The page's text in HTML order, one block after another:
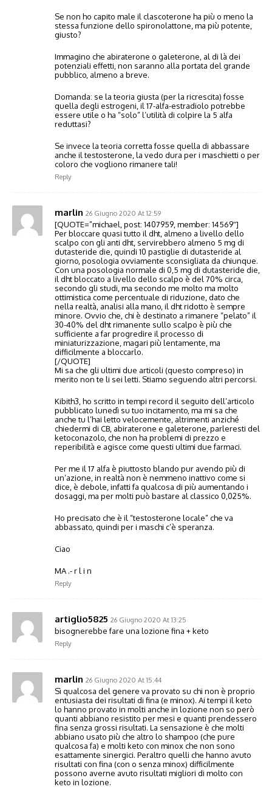
Se non ho capito male il clascoterone ha più o meno la
stessa funzione dello spironolattone, ma più potente,
giusto?
Immagino che abiraterone o galeterone, al di là dei
potenziali effetti, non saranno alla portata del grande
pubblico, almeno a breve.
Domanda: se la teoria giusta (per la ricrescita) fosse
quella degli estrogeni, il 17-alfa-estradiolo potrebbe
essere utile o ha “solo” l’utilità di colpire la 5 alfa
reduttasi?
Se invece la teoria corretta fosse quella di abbassare
anche il testosterone, la vedo dura per i maschietti o per
coloro che vogliono rimanere tali!
Reply
marlin 26 Giugno 2020 At 12:59
[QUOTE=”michael, post: 1407959, member: 14569″]
Per bloccare quasi tutto il dht, almeno a livello dello
scalpo con gli anti dht, servirebbero almeno 5 mg di
dutasteride die, quindi 10 pastiglie di dutasteride al
giorno, posologia ovviamente sconsigliata da chiunque.
Con una posologia normale di 0,5 mg di dutasteride die,
il dht bloccato a livello dello scalpo è del 70% circa,
secondo gli studi, ma secondo me molto ma molto
ottimistica come percentuale di riduzione, dato che
nella realtà, analisi alla mano, il dht ridotto è sempre
minore. Ovvio che, chi è destinato a rimanere “pelato” il
30-40% del dht rimanente sullo scalpo è più che
sufficiente a far progredire il processo di
miniaturizzazione, magari più lentamente, ma
difficilmente a bloccarlo.
[/QUOTE]
Mi sa che gli ultimi due articoli (questo compreso) in
merito non te li sei letti. Stiamo seguendo altri percorsi.
Kibith3, ho scritto in tempi record il seguito dell’articolo
pubblicato lunedì su tuo incitamento, ma mi sa che
anche tu l’hai letto velocemente, altrimenti anziché
chiedermi di CB, abiraterone e galeterone, parleresti del
ketoconazolo, che non ha problemi di prezzo e
reperibilità e agisce come questi ultimi due farmaci.
Per me il 17 alfa è piuttosto blando pur avendo più di
un’azione, in realtà non è nemmeno inattivo come si
dice, è debole, infatti fa qualcosa di più aumentando i
dosaggi, ma per molti può bastare al classico 0,025%.
Ho precisato che è il “testosterone locale” che va
abbassato, quindi per i maschi c’è speranza.
Ciao
MA .- r l i n
Reply
artiglio5825 26 Giugno 2020 At 13:25
bisognerebbe fare una lozione fina + keto
Reply
marlin 26 Giugno 2020 At 15:44
Sì qualcosa del genere va provato su chi non è proprio
entusiasta dei risultati di fina (e minox). Ai tempi il keto
lo hanno provato in molti anche in lozione non so però
quanti abbiano resistito per mesi e quanti prendessero
fina senza grossi risultati. La sensazione è che molti
abbiano usato più che altro lo shampoo (che pure
qualcosa fa) e molti keto con minox che non sono
esattamente sinergici. Peraltro quelli che hanno avuto
risultati con fina (con o senza minox) difficilmente
possono averne avuto risultati migliori di molto con
keto in lozione.